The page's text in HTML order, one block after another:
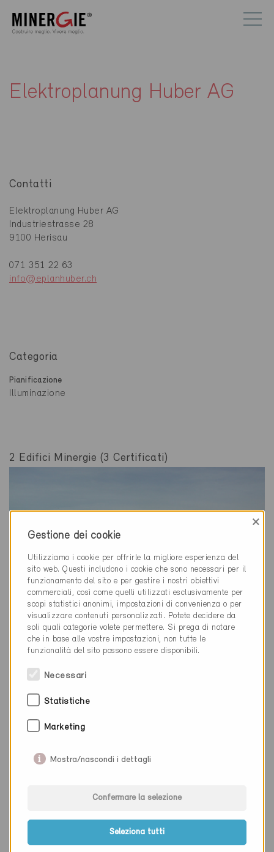
Elektroplanung Huber AG
Contatti
Elektroplanung Huber AG
Industriestrasse 28
9100 Herisau
071 351 22 63
info@eplanhuber.ch
Categoria
Pianificazione
Illuminazione
2 Edifici Minergie (3 Certificati)
Minergie
Nuova costruzione, Abitazioni MF / Scuole
Gestione dei cookie
×
Utilizziamo i cookie per offrirle la migliore esperienza del
sito web. Questi includono i cookie che sono necessari per il
funzionamento del sito e per gestire i nostri obiettivi
commerciali, così come quelli utilizzati esclusivamente per
scopi statistici anonimi, impostazioni di convenienza o per
visualizzare contenuti personalizzati. Potete decidere da
soli quali categorie volete permettere. Si prega di notare
che in base alle vostre impostazioni, non tutte le
funzionalità del sito possono essere disponibili.
Necessari
Statistiche
Marketing
Mostra/nascondi i dettagli
Confermare la selezione
Seleziona tutti